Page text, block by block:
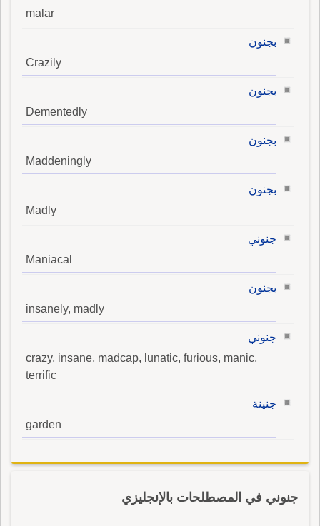
malar
بجنون
Crazily
بجنون
Dementedly
بجنون
Maddeningly
بجنون
Madly
جنوني
Maniacal
بجنون
insanely, madly
جنوني
crazy, insane, madcap, lunatic, furious, manic,
terrific
جنينة
garden
جنوني في المصطلحات بالإنجليزي